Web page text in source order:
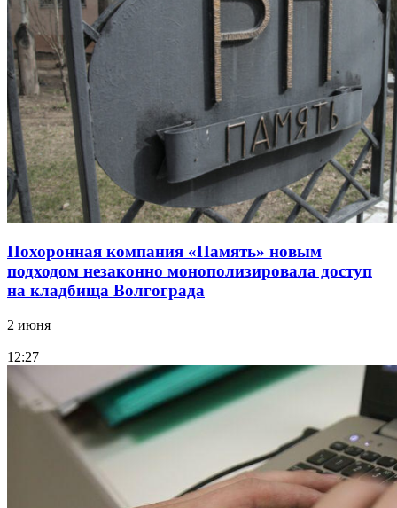
Похоронная компания «Память» новым
подходом незаконно монополизировала доступ
на кладбища Волгограда
2 июня
12:27